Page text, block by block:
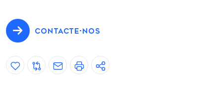
CONTACTE-NOS